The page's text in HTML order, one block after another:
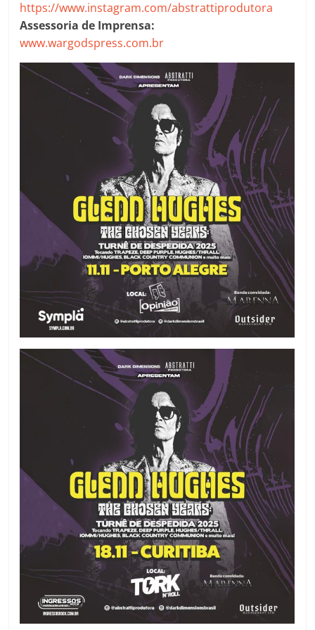
https://www.instagram.com/abstrattiprodutora
Assessoria de Imprensa:
www.wargodspress.com.br